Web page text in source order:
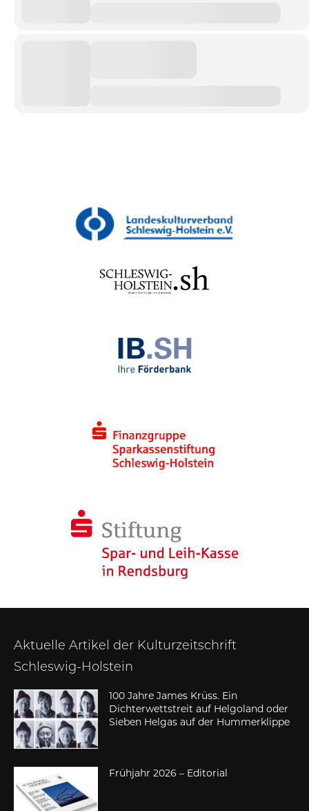
Aktuelle Artikel der Kulturzeitschrift
Schleswig-Holstein
100 Jahre James Krüss. Ein
Dichterwettstreit auf Helgoland oder
Sieben Helgas auf der Hummerklippe
Frühjahr 2026 – Editorial